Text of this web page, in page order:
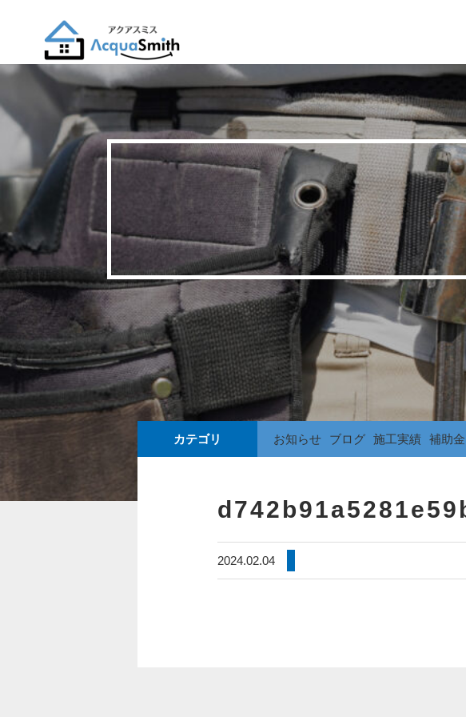
カテゴリ お知らせ ブログ 施工実績 補助金
2024.02.04